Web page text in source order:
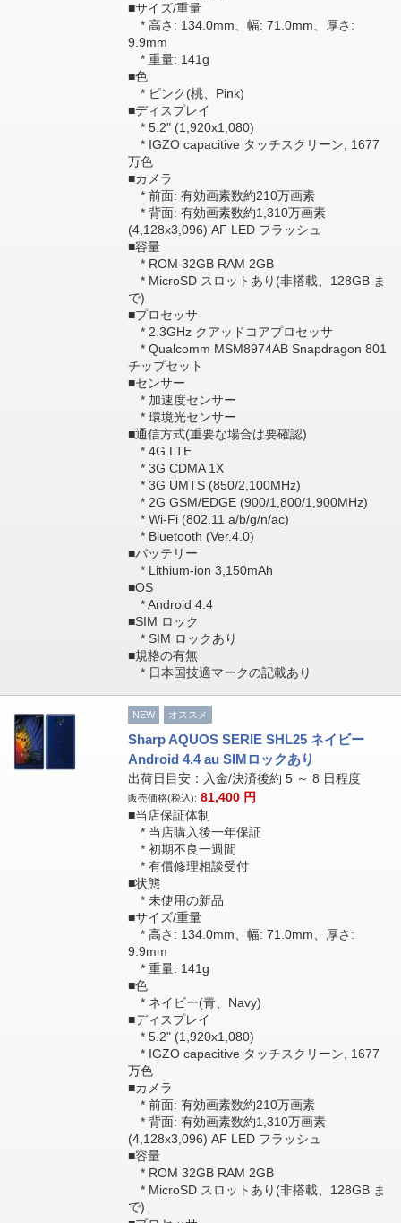
■サイズ/重量
* 高さ: 134.0mm、幅: 71.0mm、厚さ:
9.9mm
* 重量: 141g
■色
* ピンク(桃、Pink)
■ディスプレイ
* 5.2" (1,920x1,080)
* IGZO capacitive タッチスクリーン, 1677
万色
■カメラ
* 前面: 有効画素数約210万画素
* 背面: 有効画素数約1,310万画素
(4,128x3,096) AF LED フラッシュ
■容量
* ROM 32GB RAM 2GB
* MicroSD スロットあり(非搭載、128GB ま
で)
■プロセッサ
* 2.3GHz クアッドコアプロセッサ
* Qualcomm MSM8974AB Snapdragon 801
チップセット
■センサー
* 加速度センサー
* 環境光センサー
■通信方式(重要な場合は要確認)
* 4G LTE
* 3G CDMA 1X
* 3G UMTS (850/2,100MHz)
* 2G GSM/EDGE (900/1,800/1,900MHz)
* Wi-Fi (802.11 a/b/g/n/ac)
* Bluetooth (Ver.4.0)
■バッテリー
* Lithium-ion 3,150mAh
■OS
* Android 4.4
■SIM ロック
* SIM ロックあり
■規格の有無
* 日本国技適マークの記載あり
NEW オススメ
Sharp AQUOS SERIE SHL25 ネイビー
Android 4.4 au SIMロックあり
出荷日目安：入金/決済後約 5 ～ 8 日程度
販売価格(税込): 81,400 円
■当店保証体制
* 当店購入後一年保証
* 初期不良一週間
* 有償修理相談受付
■状態
* 未使用の新品
■サイズ/重量
* 高さ: 134.0mm、幅: 71.0mm、厚さ:
9.9mm
* 重量: 141g
■色
* ネイビー(青、Navy)
■ディスプレイ
* 5.2" (1,920x1,080)
* IGZO capacitive タッチスクリーン, 1677
万色
■カメラ
* 前面: 有効画素数約210万画素
* 背面: 有効画素数約1,310万画素
(4,128x3,096) AF LED フラッシュ
■容量
* ROM 32GB RAM 2GB
* MicroSD スロットあり(非搭載、128GB ま
で)